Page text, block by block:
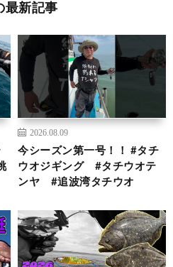
最新記事
2026.08.09
今シーズン第一号！！ #タチ
ウオジギング #タチウオテ
ンヤ #追波湾タチウオ